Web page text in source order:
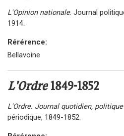
L'Opinion nationale. Journal
1914.
Rérérence:
Bellavoine
L'Ordre1849-1852
L'Ordre. Journal quotidien,
périodique, 1849-1852.